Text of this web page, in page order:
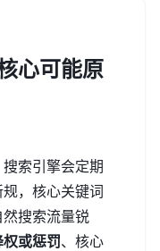
心可能原
索引擎会定期
，核心关键词
搜索流量锐
权或惩罚、核心